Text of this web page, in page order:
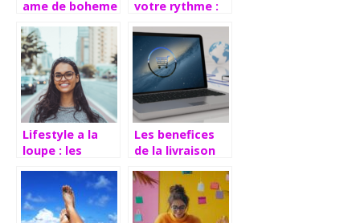
ame de boheme
inspires par la
nature et
l’aventure
votre rythme :
d’un blog a vos
besoins et
preferences
Lifestyle a la
loupe : les
blogs tendance
decryptes
Les benefices
de la livraison
domicile pour
vos courses en
ligne